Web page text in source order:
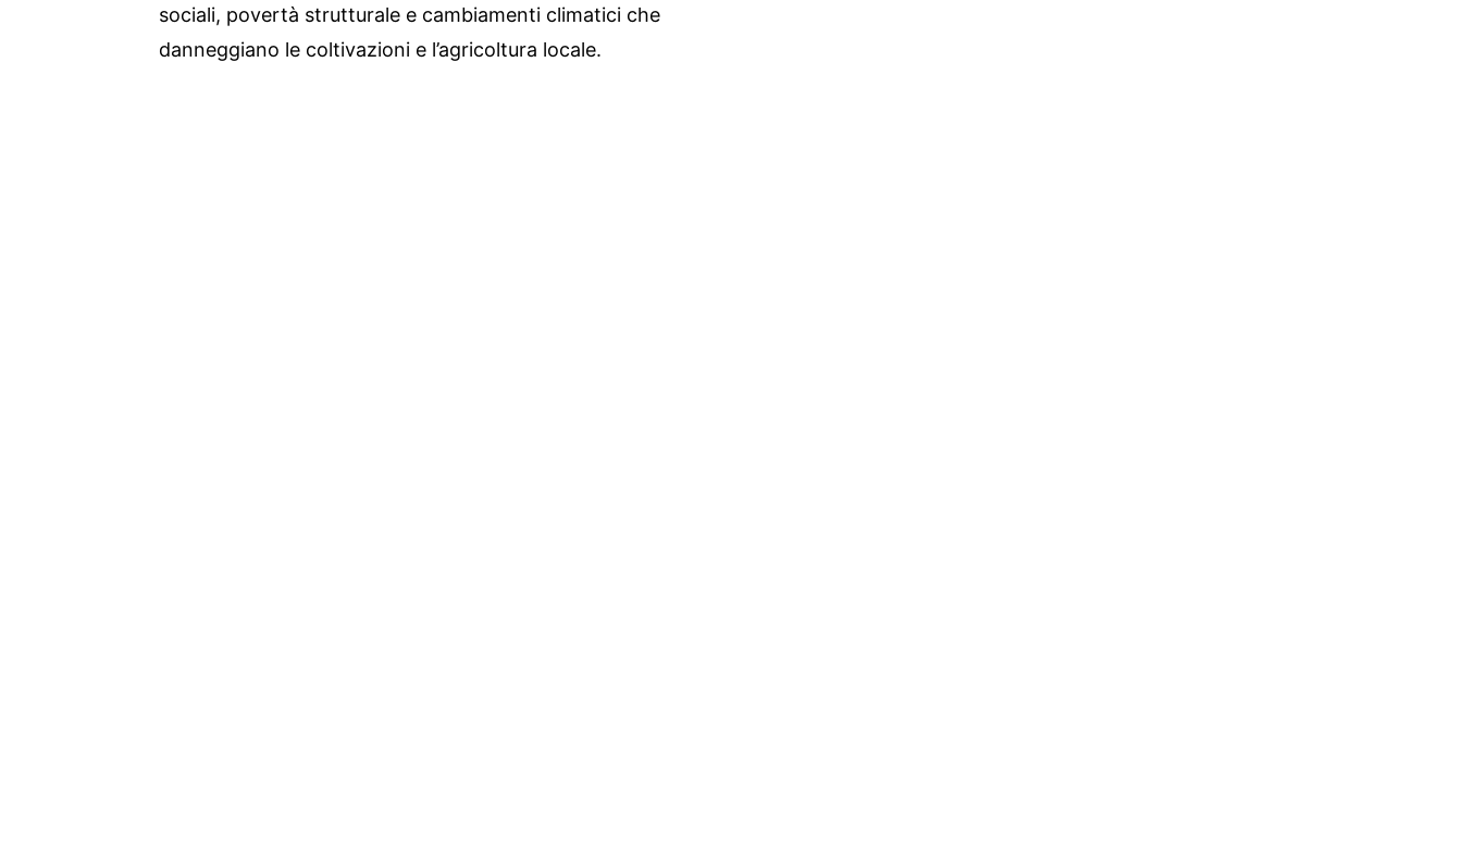
sociali, povertà strutturale e cambiamenti climatici che
danneggiano le coltivazioni e l’agricoltura locale.